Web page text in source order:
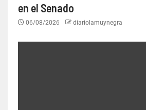
en el Senado
06/08/2026 diariolamuynegra